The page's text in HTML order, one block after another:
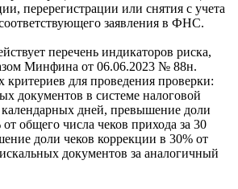
перерегистрации или снятия с учета
заявления в ФНС.
перечень индикаторов риска,
Минфина от 06.06.2023 № 88н.
для проведения проверки:
документов в системе налоговой
дней, превышение доли
от общего числа чеков прихода за 30
доли чеков коррекции в 30% от
документов за аналогичный